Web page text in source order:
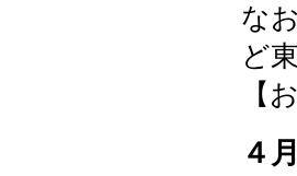
な
ど
【
４